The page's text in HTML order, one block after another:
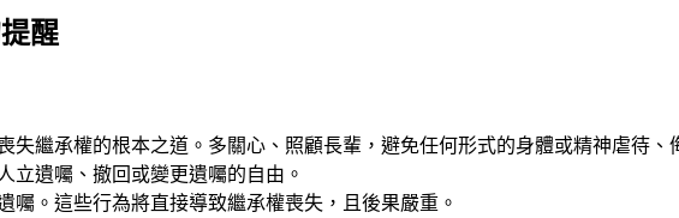
醒
失繼承權的根本之道。多關心、照顧長輩，避免任何形式的身體或精神虐待、
立遺囑、撤回或變更遺囑的自由。
。這些行為將直接導致繼承權喪失，且後果嚴重。